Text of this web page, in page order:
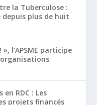
la Tuberculose :
depuis plus de huit
», l’APSME participe
RDC : Les
projets financés